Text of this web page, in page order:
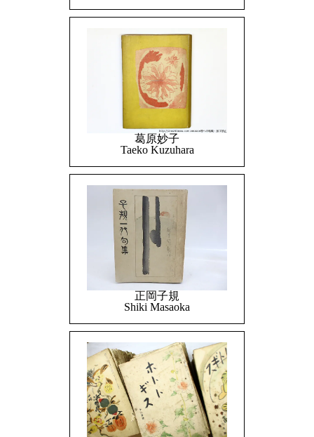
葛原妙子
Taeko Kuzuhara
正岡子規
Shiki Masaoka